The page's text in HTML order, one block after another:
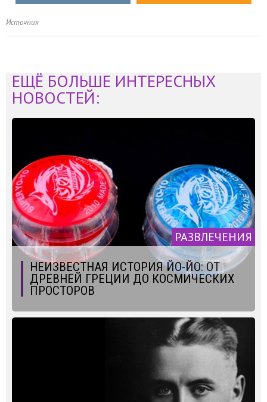
Источник
ЕЩЁ БОЛЬШЕ ИНТЕРЕСНЫХ
НОВОСТЕЙ:
РАЗВЛЕЧЕНИЯ
НЕИЗВЕСТНАЯ ИСТОРИЯ ЙО-ЙО: ОТ
ДРЕВНЕЙ ГРЕЦИИ ДО КОСМИЧЕСКИХ
ПРОСТОРОВ